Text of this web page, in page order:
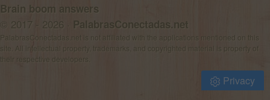
Brain boom answers
© 2017 - 2026 · PalabrasConectadas.net
PalabrasConectadas.net is not affiliated with the applications mentioned on this
site. All intellectual property, trademarks, and copyrighted material is property of
Privacy